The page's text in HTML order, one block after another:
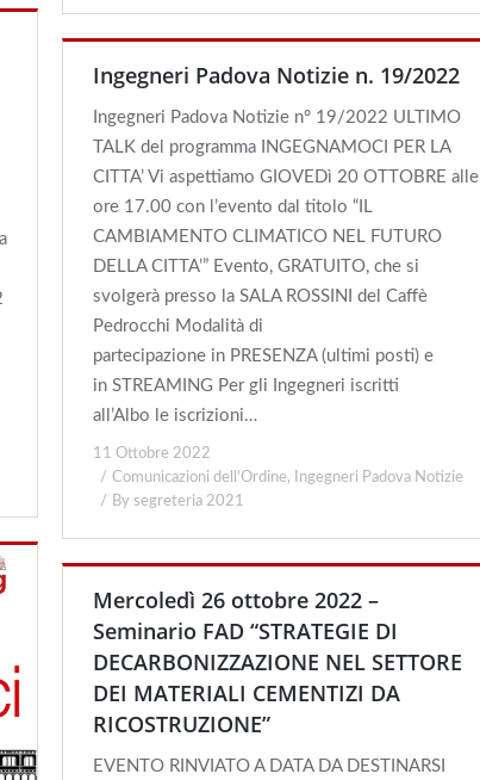
Ingegneri Padova Notizie n. 19/2022
Ingegneri Padova Notizie n° 19/2022 ULTIMO
TALK del programma INGEGNAMOCI PER LA
CITTA’ Vi aspettiamo GIOVEDì 20 OTTOBRE alle
ore 17.00 con l’evento dal titolo “IL
CAMBIAMENTO CLIMATICO NEL FUTURO
DELLA CITTA’” Evento, GRATUITO, che si
svolgerà presso la SALA ROSSINI del Caffè
Pedrocchi Modalità di
partecipazione in PRESENZA (ultimi posti) e
in STREAMING Per gli Ingegneri iscritti
all’Albo le iscrizioni…
11 Ottobre 2022
Comunicazioni dell'Ordine,
Ingegneri Padova Notizie
By segreteria 2021
Mercoledì 26 ottobre 2022 –
Seminario FAD “STRATEGIE DI
DECARBONIZZAZIONE NEL SETTORE
DEI MATERIALI CEMENTIZI DA
RICOSTRUZIONE”
EVENTO RINVIATO A DATA DA DESTINARSI